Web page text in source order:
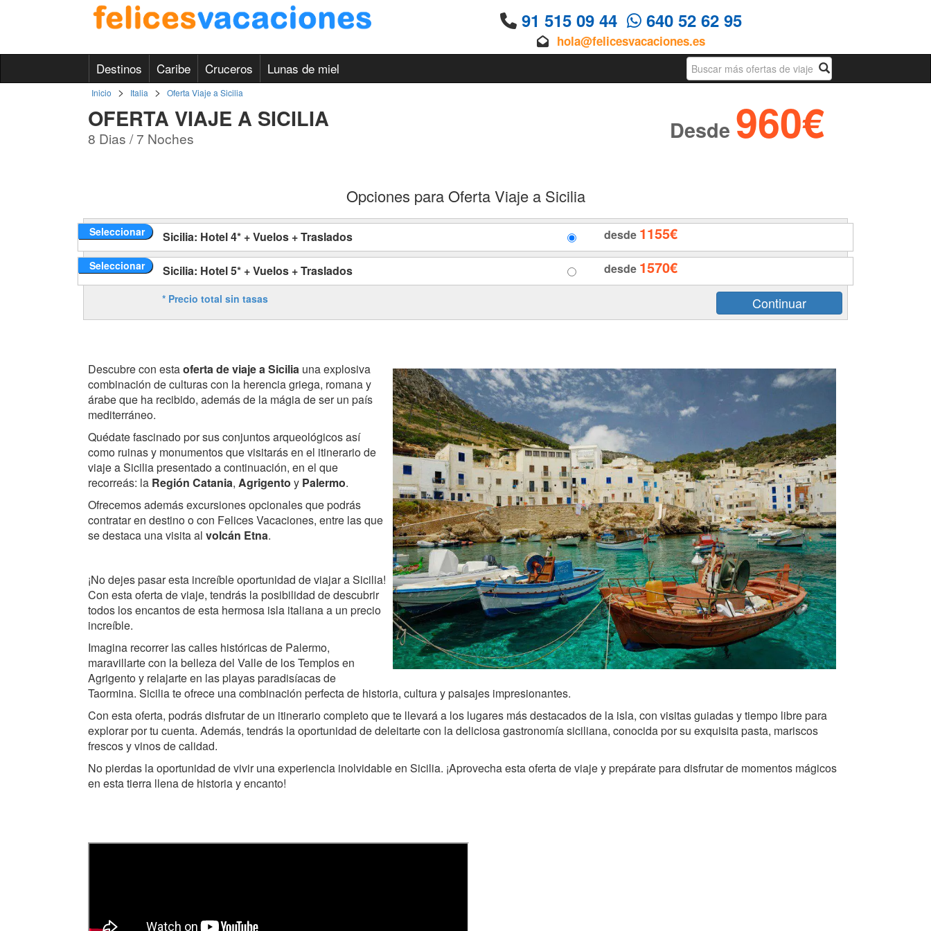
91 515 09 44 640 52 62 95
hola@felicesvacaciones.es
Destinos Caribe Cruceros Lunas de miel Busqueda
Inicio > Italia > Oferta Viaje a Sicilia
OFERTA VIAJE A SICILIA
8 Dias / 7 Noches Desde 960€
Opciones para Oferta Viaje a Sicilia
Seleccionar Sicilia: Hotel 4* + Vuelos + Traslados desde 1155€
Seleccionar Sicilia: Hotel 5* + Vuelos + Traslados desde 1570€
* Precio total sin tasas
Descubre con estaoferta de viaje a Sicilia una explosiva
combinación de culturas con la herencia griega, romana y
árabe que ha recibido, además de la mágia de ser un país
mediterráneo.
Quédate fascinado por sus conjuntos arqueológicos así
como ruinas y monumentos que visitarás en el itinerario de
viaje a Sicilia presentado a continuación, en el que
recorreás: la Región Catania, Agrigento y Palermo.
Ofrecemos además excursiones opcionales que podrás
contratar en destino o con Felices Vacaciones, entre las que
se destaca una visita al volcán Etna.
¡No dejes pasar esta increíble oportunidad de viajar a Sicilia!
Con esta oferta de viaje, tendrás la posibilidad de descubrir
todos los encantos de esta hermosa isla italiana a un precio
increíble.
Imagina recorrer las calles históricas de Palermo,
maravillarte con la belleza del Valle de los Templos en
Agrigento y relajarte en las playas paradisíacas de
Taormina. Sicilia te ofrece una combinación perfecta de historia, cultura y paisajes impresionantes.
Con esta oferta, podrás disfrutar de un itinerario completo que te llevará a los lugares más destacados de la isla, con visitas guiadas y tiempo libre para
explorar por tu cuenta. Además, tendrás la oportunidad de deleitarte con la deliciosa gastronomía siciliana, conocida por su exquisita pasta, mariscos
frescos y vinos de calidad.
No pierdas la oportunidad de vivir una experiencia inolvidable en Sicilia. ¡Aprovecha esta oferta de viaje y prepárate para disfrutar de momentos mágicos
en esta tierra llena de historia y encanto!